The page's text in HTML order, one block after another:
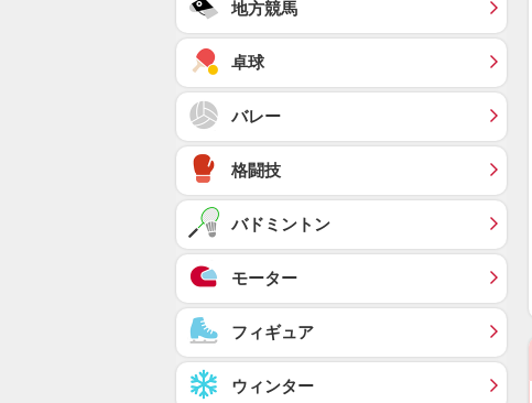
地方競馬
卓球
バレー
格闘技
バドミントン
モーター
フィギュア
ウィンター